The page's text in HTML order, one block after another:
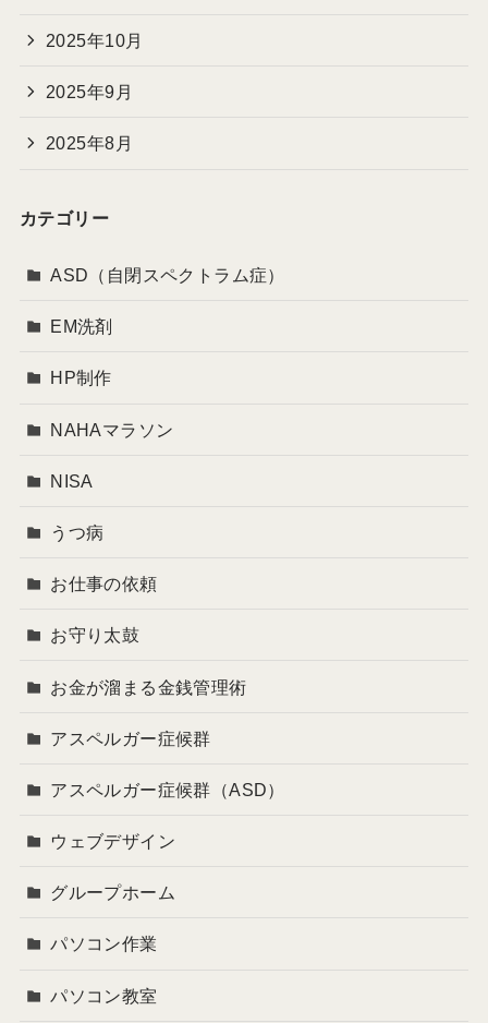
2025年10月
2025年9月
2025年8月
カテゴリー
ASD（自閉スペクトラム症）
EM洗剤
HP制作
NAHAマラソン
NISA
うつ病
お仕事の依頼
お守り太鼓
お金が溜まる金銭管理術
アスペルガー症候群
アスペルガー症候群（ASD）
ウェブデザイン
グループホーム
パソコン作業
パソコン教室